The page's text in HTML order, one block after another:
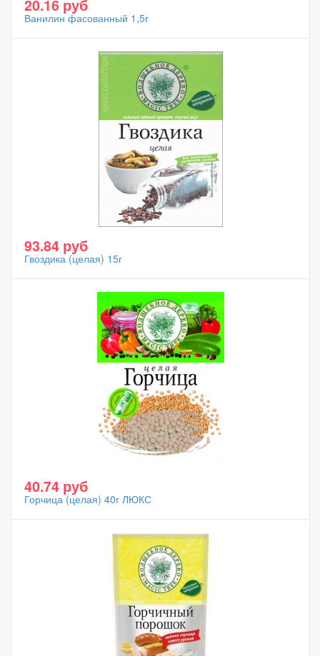
20.16 руб
Ванилин фасованный 1,5г
93.84 руб
Гвоздика (целая) 15г
40.74 руб
Горчица (целая) 40г ЛЮКС